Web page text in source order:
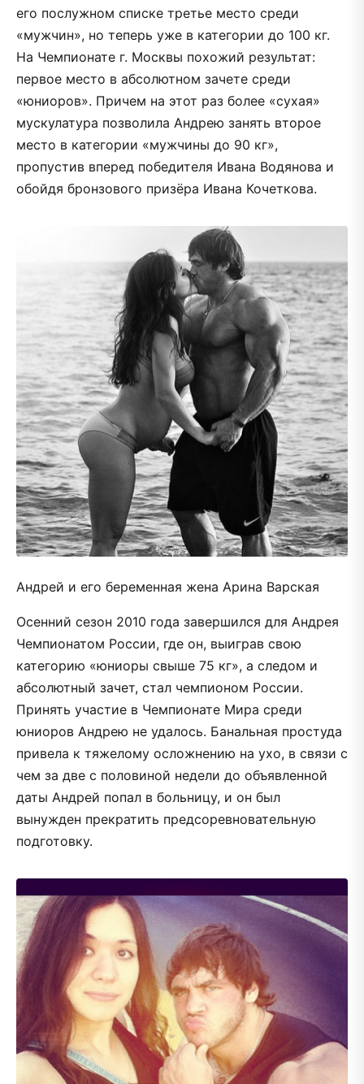
его послужном списке третье место среди
«мужчин», но теперь уже в категории до 100 кг.
На Чемпионате г. Москвы похожий результат:
первое место в абсолютном зачете среди
«юниоров». Причем на этот раз более «сухая»
мускулатура позволила Андрею занять второе
место в категории «мужчины до 90 кг»,
пропустив вперед победителя Ивана Водянова и
обойдя бронзового призёра Ивана Кочеткова.
Андрей и его беременная жена Арина Варская
Осенний сезон 2010 года завершился для Андрея
Чемпионатом России, где он, выиграв свою
категорию «юниоры свыше 75 кг», а следом и
абсолютный зачет, стал чемпионом России.
Принять участие в Чемпионате Мира среди
юниоров Андрею не удалось. Банальная простуда
привела к тяжелому осложнению на ухо, в связи с
чем за две с половиной недели до объявленной
даты Андрей попал в больницу, и он был
вынужден прекратить предсоревновательную
подготовку.